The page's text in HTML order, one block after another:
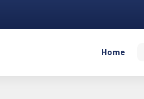
Home